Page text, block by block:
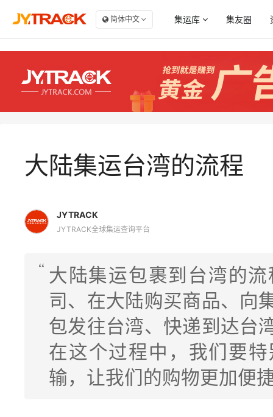
简体中文 集运库
服务商大全
集友圈
商
集
大陆集运台湾的流程
JYTRACK
JYTRACK全球集运查询平台
大陆集运包裹到台湾的
司、在大陆购买商品、向
包发往台湾、快递到达台
在这个过程中，我们要
输，让我们的购物更加便